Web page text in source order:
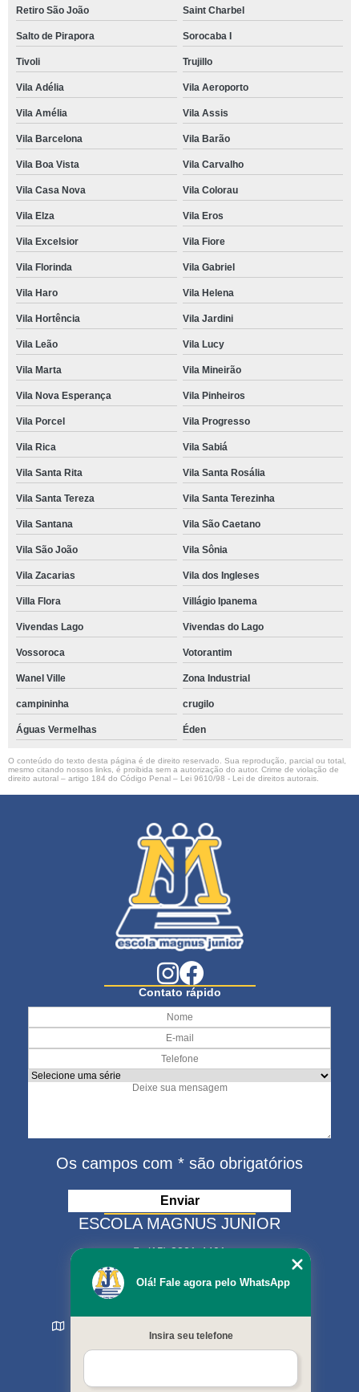
Retiro São João Saint Charbel
Salto de Pirapora Sorocaba I
Tivoli Trujillo
Vila Adélia Vila Aeroporto
Vila Amélia Vila Assis
Vila Barcelona Vila Barão
Vila Boa Vista Vila Carvalho
Vila Casa Nova Vila Colorau
Vila Elza Vila Eros
Vila Excelsior Vila Fiore
Vila Florinda Vila Gabriel
Vila Haro Vila Helena
Vila Hortência Vila Jardini
Vila Leão Vila Lucy
Vila Marta Vila Mineirão
Vila Nova Esperança Vila Pinheiros
Vila Porcel Vila Progresso
Vila Rica Vila Sabiá
Vila Santa Rita Vila Santa Rosália
Vila Santa Tereza Vila Santa Terezinha
Vila Santana Vila São Caetano
Vila São João Vila Sônia
Vila Zacarias Vila dos Ingleses
Villa Flora Villágio Ipanema
Vivendas Lago Vivendas do Lago
Vossoroca Votorantim
Wanel Ville Zona Industrial
campininha crugilo
Águas Vermelhas Éden
O conteúdo do texto desta página é de direito reservado. Sua reprodução, parcial ou total,
mesmo citando nossos links, é proibida sem a autorização do autor. Crime de violação de
direito autoral – artigo 184 do Código Penal – Lei 9610/98 - Lei de direitos autorais
Contato rápido
Os campos com * são obrigatórios
ESCOLA MAGNUS JUNIOR
(15) 3321-4401
(15) 99630-9333
matriculas@escolamagnus.com.br
Sorocaba - SP - CEP: 18044-130
MENU
Olá! Fale agora pelo WhatsApp
Insira seu telefone